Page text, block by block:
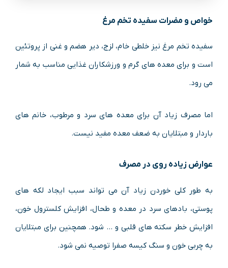
خواص و مضرات سفیده تخم مرغ
سفیده تخم مرغ نیز خلطی خام، لزج، دیر هضم و غنی از پروتئین
است و برای معده های گرم و ورزشکاران غذایی مناسب به شمار
می رود.
اما مصرف زیاد آن برای معده های سرد و مرطوب، خانم های
باردار و مبتلایان به ضعف معده مفید نیست.
عوارض زیاده روی در مصرف
به طور کلی خوردن زیاد آن می تواند سبب ایجاد لکه های
پوستی، بادهای سرد در معده و طحال، افزایش کلسترول خون،
افزایش خطر سکته های قلبی و … شود. همچنین برای مبتلایان
به چربی خون و سنگ کیسه صفرا توصیه نمی شود.